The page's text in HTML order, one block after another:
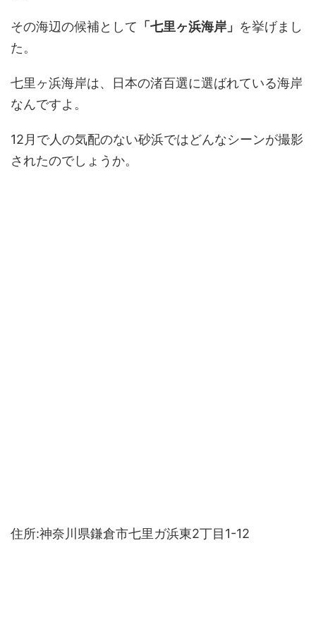
その海辺の候補として 「七里ヶ浜海岸」 を挙げまし
た。
七里ヶ浜海岸は、日本の渚百選に選ばれている海岸
なんですよ。
12月で人の気配のない砂浜ではどんなシーンが撮影
されたのでしょうか。
住所:神奈川県鎌倉市七里ガ浜東2丁目1-12